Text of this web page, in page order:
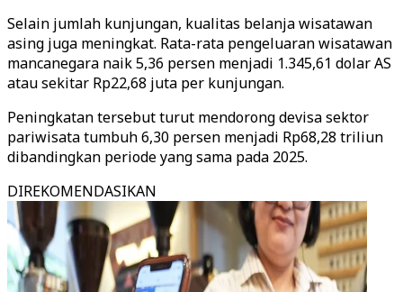
Selain jumlah kunjungan, kualitas belanja wisatawan
asing juga meningkat. Rata-rata pengeluaran wisatawan
mancanegara naik 5,36 persen menjadi 1.345,61 dolar AS
atau sekitar Rp22,68 juta per kunjungan.
Peningkatan tersebut turut mendorong devisa sektor
pariwisata tumbuh 6,30 persen menjadi Rp68,28 triliun
dibandingkan periode yang sama pada 2025.
DIREKOMENDASIKAN